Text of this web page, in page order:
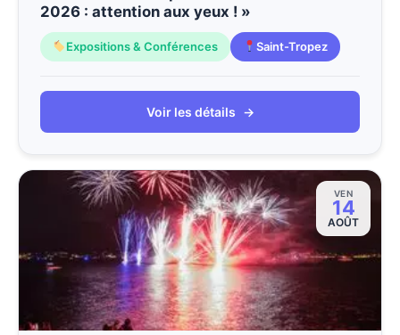
2026 : attention aux yeux ! »
Expositions & Conférences Saint-Tropez
Voir les détails →
VEN
14
AOÛT